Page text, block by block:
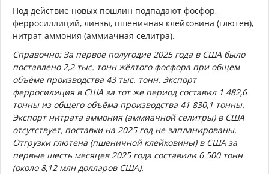
Под действие новых пошлин подпадают фосфор,
ферросиллиций, линзы, пшеничная клейковина (глютен),
нитрат аммония (аммиачная селитра).
Справочно: За первое полугодие 2025 года в США было
поставлено 2,2 тыс. тонн жёлтого фосфора при общем
объёме производства 43 тыс. тонн. Экспорт
ферросилиция в США за тот же период составил 1 482,6
тонны из общего объёма производства 41 830,1 тонны.
Экспорт нитрата аммония (аммиачной селитры) в США
отсутствует, поставки на 2025 год не запланированы.
Отгрузки глютена (пшеничной клейковины) в США за
первые шесть месяцев 2025 года составили 6 500 тонн
(около 8,12 млн долларов США).